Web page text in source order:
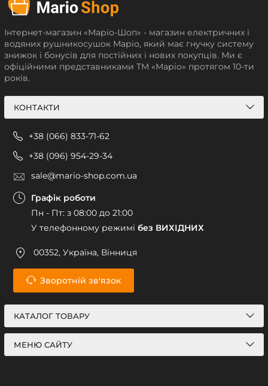
Інтернет-магазин «Маріо-Шоп» - магазин електричних і
водяних рушникосушок Маріо, який має гнучку систему
знижок і бонусів для постійних і нових покупців. Ми є
офіційними представниками ТМ «Маріо» протягом 10-ти
років.
КОНТАКТИ
+38 (066) 833-71-62
+38 (096) 954-29-34
sale@mario-shop.com.ua
Графік роботи
Пн - Пт: з 08:00 до 21:00
У телефонному режимі без ВИХІДНИХ
00352, Україна, Вінниця
Зворотній зв'язок
КАТАЛОГ ТОВАРУ
МЕНЮ САЙТУ